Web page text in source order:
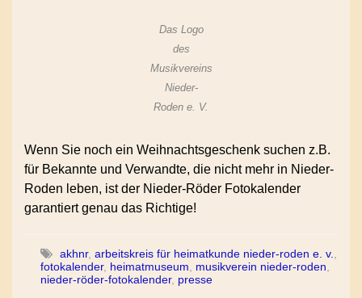
Das Logo
des
Musikvereins
Nieder-
Roden e. V.
Wenn Sie noch ein Weihnachtsgeschenk suchen z.B.
für Bekannte und Verwandte, die nicht mehr in Nieder-
Roden leben, ist der Nieder-Röder Fotokalender
garantiert genau das Richtige!
akhnr, arbeitskreis für heimatkunde nieder-roden e. v.
fotokalender, heimatmuseum musikverein nieder-roden
nieder-röder-fotokalender, presse